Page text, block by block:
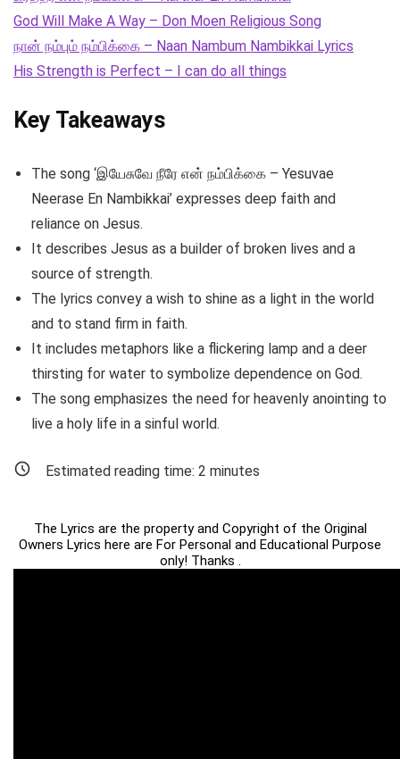
God Will Make A Way – Don Moen Religious Song
நான் நம்பும் நம்பிக்கை – Naan Nambum Nambikkai Lyrics
His Strength is Perfect – I can do all things
Key Takeaways
The song ‘இயேசுவே நீரே என் நம்பிக்கை – Yesuvae
Neerase En Nambikkai’ expresses deep faith and
reliance on Jesus.
It describes Jesus as a builder of broken lives and a
source of strength.
The lyrics convey a wish to shine as a light in the world
and to stand firm in faith.
It includes metaphors like a flickering lamp and a deer
thirsting for water to symbolize dependence on God.
The song emphasizes the need for heavenly anointing to
live a holy life in a sinful world.
Estimated reading time: 2 minutes
The Lyrics are the property and Copyright of the Original
Owners Lyrics here are For Personal and Educational Purpose
only! Thanks .